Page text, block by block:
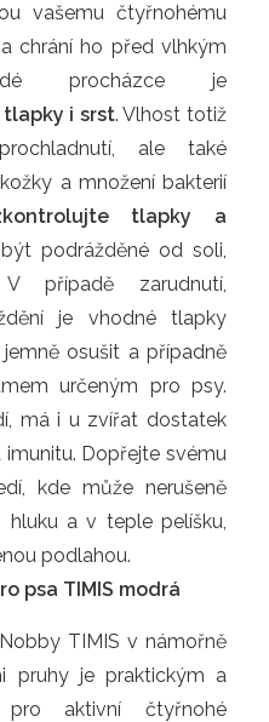
vašemu čtyřnohému
chrání ho před vlhkým
procházce je
i srst. Vlhost totiž
ale také
a množení bakterií
tlapky a
podrážděné od soli,
případě zarudnutí,
je vhodné tlapky
osušit a případně
určeným pro psy.
má i u zvířat dostatek
Dopřejte svému
kde může nerušeně
hluku a v teple pelíšku,
podlahou.
psa TIMIS modrá
TIMIS v námořně
pruhy je praktickým a
pro aktivní čtyřnohé